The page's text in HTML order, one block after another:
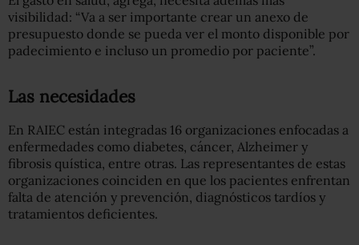
visibilidad: “Va a ser importante crear un anexo de
presupuesto donde se pueda ver el monto disponible por
padecimiento e incluso un promedio por paciente”.
Las necesidades
En RAIEC están integradas 16 organizaciones enfocadas a
enfermedades como diabetes, cáncer, Alzheimer y
fibrosis quística, entre otras. Las representantes de estas
organizaciones coinciden en que los pacientes enfrentan
falta de atención y prevención, diagnósticos tardíos y
tratamientos deficientes.